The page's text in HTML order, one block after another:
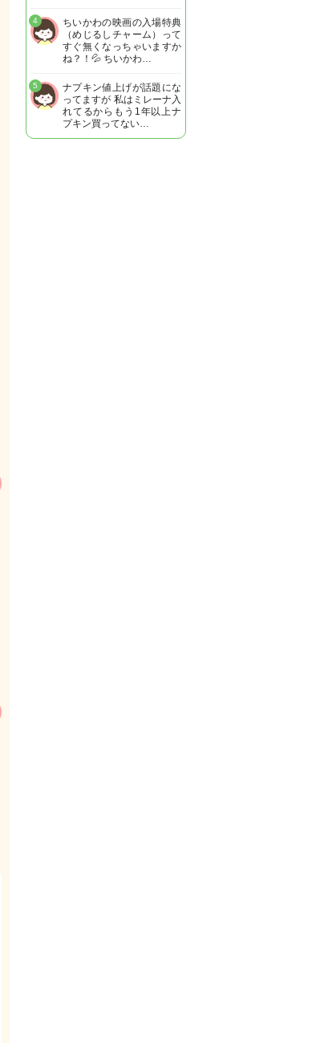
ちいかわの映画の入場特典
（めじるしチャーム）って
すぐ無くなっちゃいますか
ね？！💦 ちいかわ…
4
ナプキン値上げが話題にな
ってますが 私はミレーナ入
れてるからもう1年以上ナ
プキン買ってない…
5